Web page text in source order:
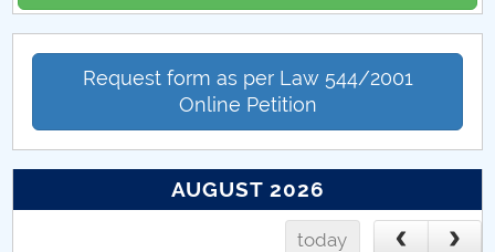
Request form as per Law 544/2001
Online Petition
AUGUST 2026
today